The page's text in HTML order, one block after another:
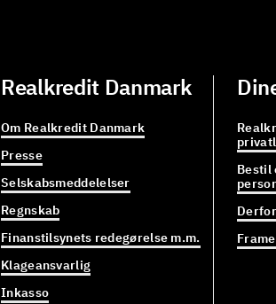
Realkredit Danmark
Om Realkredit Danmark
Presse
Selskabsmeddelelser
Regnskab
Finanstilsynets redegørelse m.m.
Klageansvarlig
Inkasso
Bestil